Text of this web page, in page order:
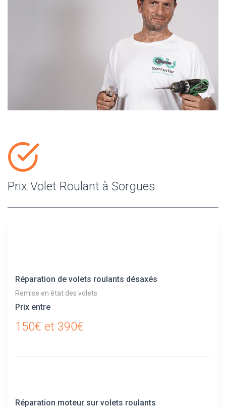
Prix Volet Roulant à Sorgues
Réparation de volets roulants désaxés
Remise en état des volets
Prix entre
150€ et 390€
Réparation moteur sur volets roulants